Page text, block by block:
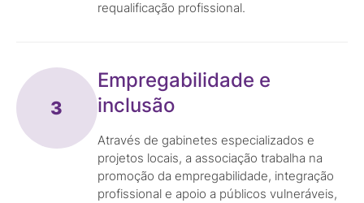
requalificação profissional.
3
Empregabilidade e
inclusão
Através de gabinetes especializados e
projetos locais, a associação trabalha na
promoção da empregabilidade, integração
profissional e apoio a públicos vulneráveis,